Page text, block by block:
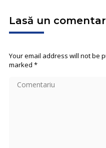
Lasă un
Your email address will not be
marked *
Comentariu